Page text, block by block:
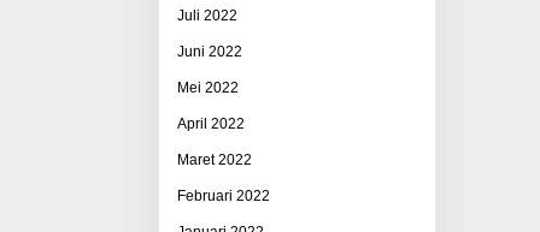
Juli 2022
Juni 2022
Mei 2022
April 2022
Maret 2022
Februari 2022